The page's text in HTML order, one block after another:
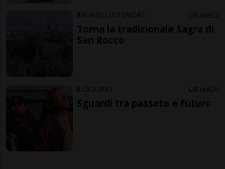
MORBIO INFERIORE 6 ore 3
Torna la tradizionale Sagra di
San Rocco
LOCARNO 8 ore 6
Sguardi tra passato e futuro